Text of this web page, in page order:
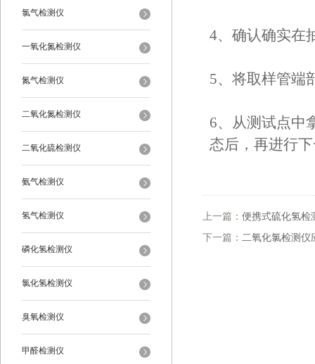
氯气检测仪
一氧化氮检测仪
氮气检测仪
二氧化氮检测仪
二氧化硫检测仪
氨气检测仪
氢气检测仪
磷化氢检测仪
氯化氢检测仪
臭氧检测仪
甲醛检测仪
4、确认确实在
5、将取样管端
6、从测试点中
态后，再进行
上一篇： 便携式硫化氢检
下一篇： 二氧化氯检测仪